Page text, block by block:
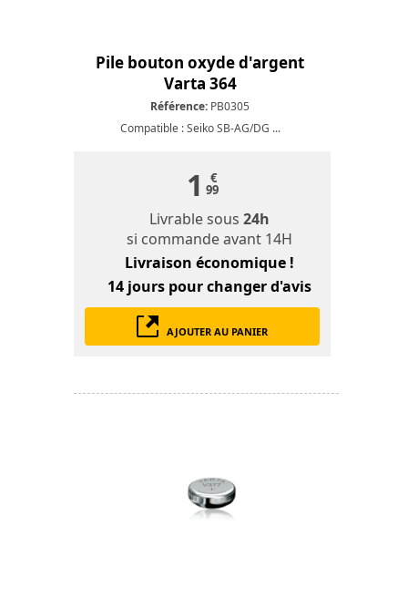
Pile bouton oxyde d'argent
Varta 364
Référence: PB0305
Compatible : Seiko SB-AG/DG ...
1 €
99
Livrable sous24h
si commande avant 14H
Livraison économique !
14 jours pour changer d'avis
AJOUTER AU PANIER